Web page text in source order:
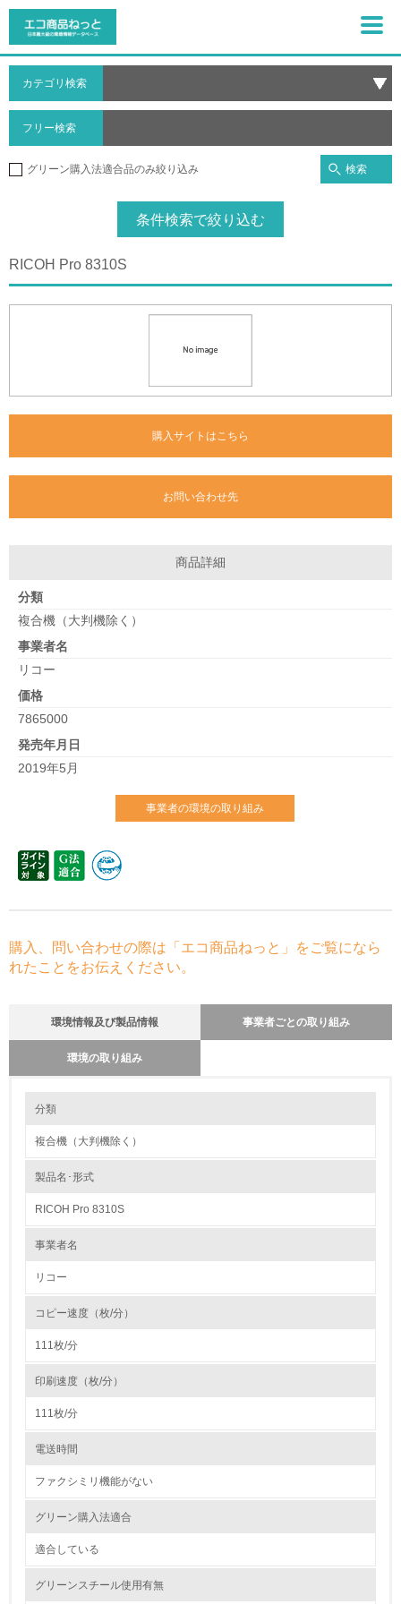
カテゴリ検索
フリー検索
グリーン購入法適合品のみ絞り込み 検索
条件検索で絞り込む
RICOH Pro 8310S
購入サイトはこちら
お問い合わせ先
商品詳細
分類
複合機（大判機除く）
事業者名
リコー
価格
7865000
発売年月日
2019年5月
事業者の環境の取り組み
購入、問い合わせの際は「エコ商品ねっと」をご覧になら
れたことをお伝えください。
環境情報及び製品情報 事業者ごとの取り組み
環境の取り組み
1.環境取り組み体制
環境取り組み体制と成果を定期的に検証して次の活動に活
分類
複合機（大判機除く）
製品名･形式
RICOH Pro 8310S
事業者名
リコー
コピー速度（枚/分）
111枚/分
印刷速度（枚/分）
111枚/分
電送時間
ファクシミリ機能がない
グリーン購入法適合
適合している
グリーンスチール使用有無